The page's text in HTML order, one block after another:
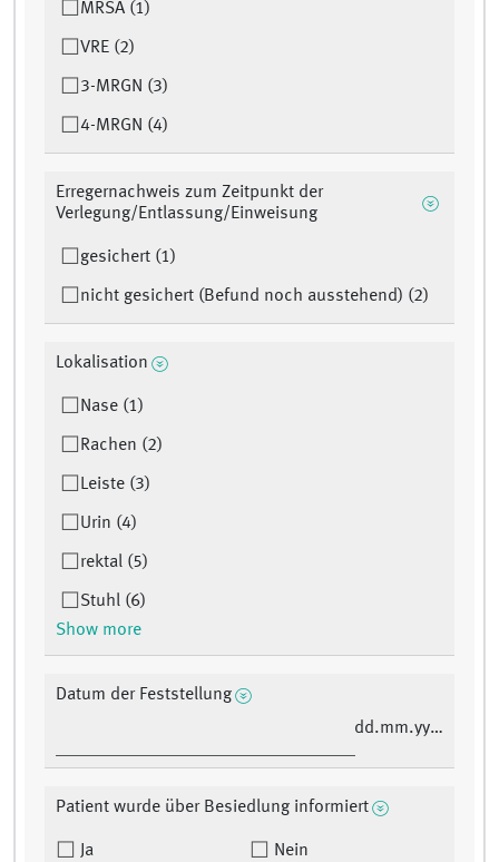
MRSA (1)
VRE (2)
3-MRGN (3)
4-MRGN (4)
Erregernachweis zum Zeitpunkt der
Verlegung/Entlassung/Einweisung
gesichert (1)
nicht gesichert (Befund noch ausstehend) (2)
Lokalisation
Nase (1)
Rachen (2)
Leiste (3)
Urin (4)
rektal (5)
Stuhl (6)
Show more
Datum der Feststellung
dd.mm.yyyy
Patient wurde über Besiedlung informiert
Ja Nein